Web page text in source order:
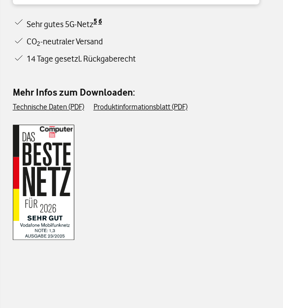
Sehr gutes 5G-Netz5 6
CO2-neutraler Versand
14 Tage gesetzl. Rückgaberecht
Mehr Infos zum Downloaden:
Technische Daten (PDF) Produktinformationsblatt (PDF)